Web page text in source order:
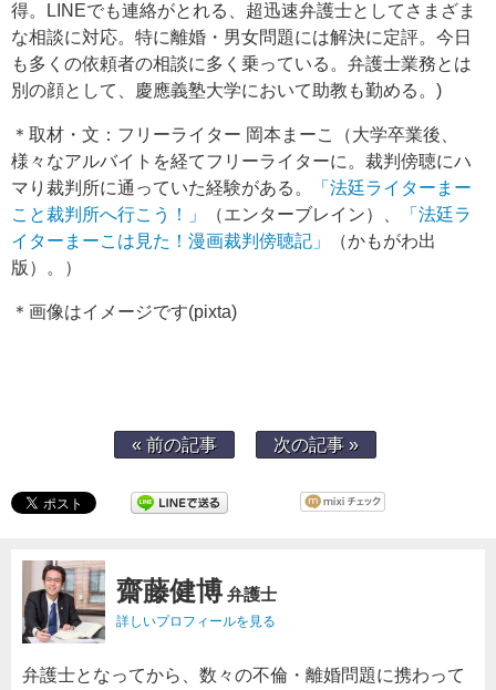
得。LINEでも連絡がとれる、超迅速弁護士としてさまざま
な相談に対応。特に離婚・男女問題には解決に定評。今日
も多くの依頼者の相談に多く乗っている。弁護士業務とは
別の顔として、慶應義塾大学において助教も勤める。)
＊取材・文：フリーライター 岡本まーこ（大学卒業後、
様々なアルバイトを経てフリーライターに。裁判傍聴にハ
マり裁判所に通っていた経験がある。
「法廷ライターまー
こと裁判所へ行こう！」
（エンターブレイン）、
「法廷ラ
イターまーこは見た！漫画裁判傍聴記」
（かもがわ出
版）。）
＊画像はイメージです(pixta)
« 前の記事 次の記事 »
齋藤健博 弁護士
詳しいプロフィールを見る
弁護士となってから、数々の不倫・離婚問題に携わって